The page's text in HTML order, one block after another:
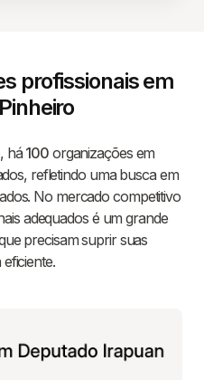
profissionais em
, há 100 organizações em
refletindo uma busca em
No mercado competitivo
adequados é um grande
precisam suprir suas